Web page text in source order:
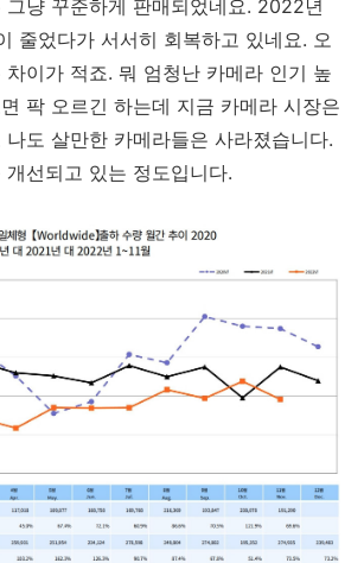
냥 꾸준하게 판매되었네요. 2022년
줄었다가 서서히 회복하고 있네요. 오
이가 적죠. 뭐 엄청난 카메라 인기 높
팍 오르긴 하는데 지금 카메라 시장은
도 살만한 카메라들은 사라졌습니다.
선되고 있는 정도입니다.